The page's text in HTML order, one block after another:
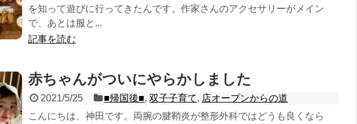
を知って遊びに行ってきたんです。作家さんのアクセサリーがメイン
で、あとは服と...
記事を読む
赤ちゃんがついにやらかしました
2021/5/25 ■帰国後■,双子子育て, 店オープンからの道
こんにちは、神田です。両腕の腱鞘炎が整形外科ではどうも良くなら